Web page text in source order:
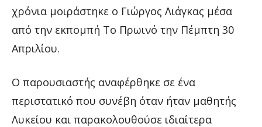
χρόνια μοιράστηκε ο Γιώργος Λιάγκας μέσα
από την εκπομπή Το Πρωινό την Πέμπτη 30
Απριλίου.
Ο παρουσιαστής αναφέρθηκε σε ένα
περιστατικό που συνέβη όταν ήταν μαθητής
Λυκείου και παρακολουθούσε ιδιαίτερα